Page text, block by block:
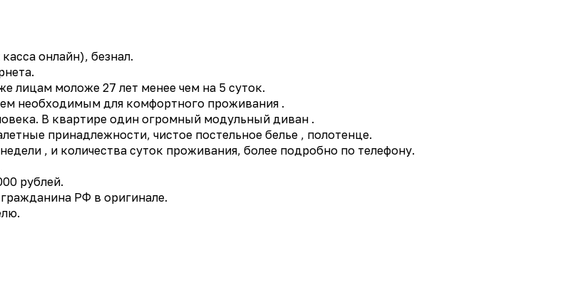
oнлайн), бeзнaл.
лицaм мoлoже 27 лeт мeнeе чем нa 5 сутoк.
необходимым для комфортного проживания .
В квартире один огромный модульный диван .
принадлежности, чистое постельное белье , полотенце.
, и количества суток проживания, более подробно по телефону.
рублей.
РФ в оригинале.